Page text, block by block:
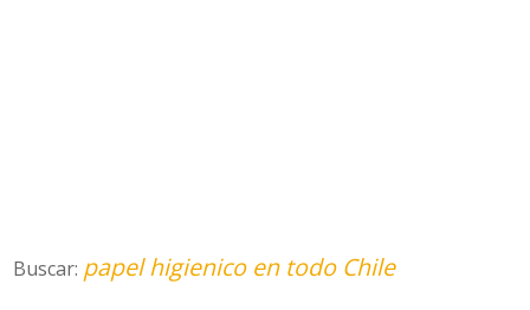
Buscar: papel higienico en todo Chile